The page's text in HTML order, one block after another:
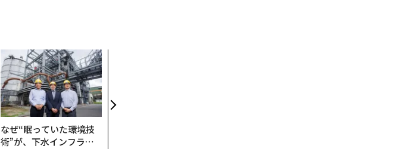
なぜ“眠っていた環境技
術”が、下水インフラを